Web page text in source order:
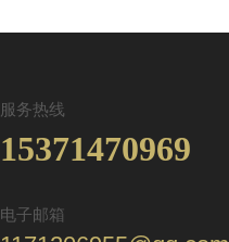
服务热线
15371470969
电子邮箱